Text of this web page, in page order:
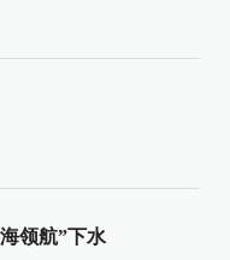
领航”下水